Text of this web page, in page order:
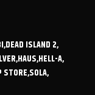
DEAD ISLAND 2
HAUS HELL-A
STORE SOLA